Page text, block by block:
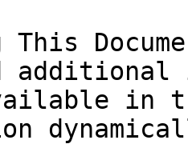
This
in